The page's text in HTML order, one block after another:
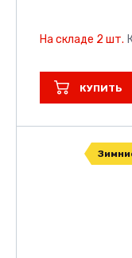
На складе 2 шт.
КУПИТЬ